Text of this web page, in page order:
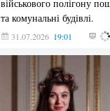
військового полігону
та комунальні будівлі.
31.07.2026 19:01 179